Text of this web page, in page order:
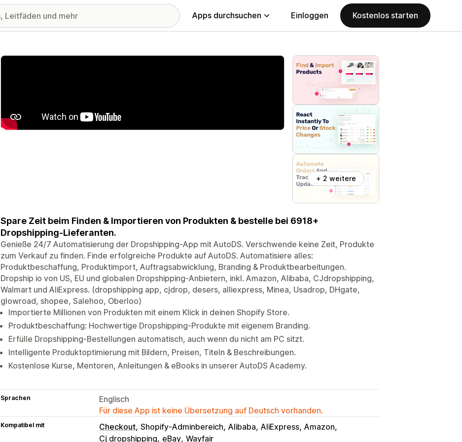
Apps durchsuchen Einloggen Kostenlos starten
Vorgestellte Bildergalerie
+ 2 weitere
Spare Zeit beim Finden & Importieren von Produkten & bestelle bei 6918+
Dropshipping-Lieferanten.
Genieße 24/7 Automatisierung der Dropshipping-App mit AutoDS. Verschwende keine Zeit, Produkte
zum Verkauf zu finden. Finde erfolgreiche Produkte auf AutoDS. Automatisiere alles:
Produktbeschaffung, Produktimport, Auftragsabwicklung, Branding & Produktbearbeitungen.
Dropship io von US, EU und globalen Dropshipping-Anbietern, inkl. Amazon, Alibaba, CJdropshipping,
Walmart und AliExpress. (dropshipping app, cjdrop, desers, alliexpress, Minea, Usadrop, DHgate,
glowroad, shopee, Salehoo, Oberloo)
Importierte Millionen von Produkten mit einem Klick in deinen Shopify Store.
Produktbeschaffung: Hochwertige Dropshipping-Produkte mit eigenem Branding.
Erfülle Dropshipping-Bestellungen automatisch, auch wenn du nicht am PC sitzt.
Intelligente Produktoptimierung mit Bildern, Preisen, Titeln & Beschreibungen.
Kostenlose Kurse, Mentoren, Anleitungen & eBooks in unserer AutoDS Academy.
Sprachen
Englisch
Für diese App ist keine Übersetzung auf Deutsch vorhanden.
Kompatibel mit Checkout Shopify-Adminbereich Alibaba AliExpress Amazon
Cj dropshipping eBay Wayfair